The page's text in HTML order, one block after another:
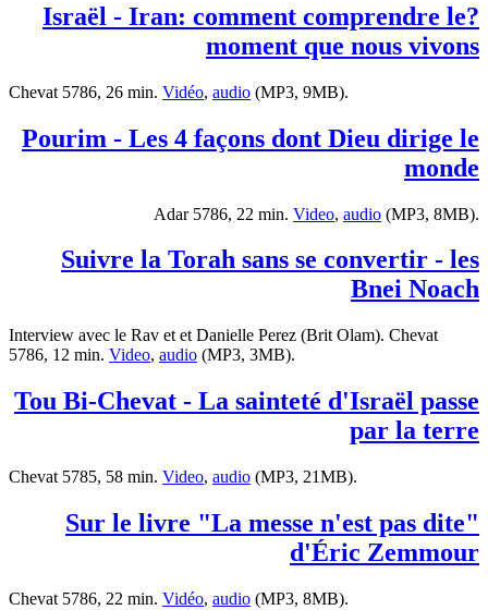
?Israël - Iran: comment comprendre le
moment que nous vivons
Chevat 5786, 26 min. Vidéo, audio (MP3, 9MB).
Pourim - Les 4 façons dont Dieu dirige le
monde
Adar 5786, 22 min. Video, audio (MP3, 8MB).
Suivre la Torah sans se convertir - les
Bnei Noach
Interview avec le Rav et et Danielle Perez (Brit Olam). Chevat
5786, 12 min. Video, audio (MP3, 3MB).
Tou Bi-Chevat - La sainteté d'Israël passe
par la terre
Chevat 5785, 58 min. Video, audio (MP3, 21MB).
Sur le livre "La messe n'est pas dite"
d'Éric Zemmour
Chevat 5786, 22 min. Vidéo, audio (MP3, 8MB).